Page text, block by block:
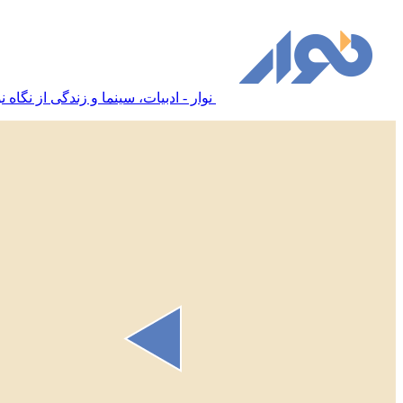
نوار - ادبیات، سینما و زندگی از نگاه